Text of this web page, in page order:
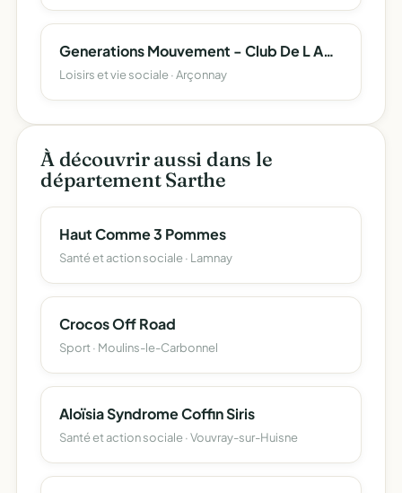
Generations Mouvement - Club De L Amitie D Arçonnay
Loisirs et vie sociale · Arçonnay
À découvrir aussi dans le
département Sarthe
Haut Comme 3 Pommes
Santé et action sociale · Lamnay
Crocos Off Road
Sport · Moulins-le-Carbonnel
Aloïsia Syndrome Coffin Siris
Santé et action sociale · Vouvray-sur-Huisne